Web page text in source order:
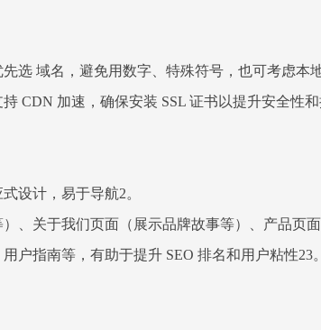
选 域名，避免用数字、特殊符号，也可考虑本
CDN 加速，确保安装 SSL 证书以提升安全性和
设计，易于导航2。
、关于我们页面（展示品牌故事等）、产品页
户指南等，有助于提升 SEO 排名和用户粘性23。